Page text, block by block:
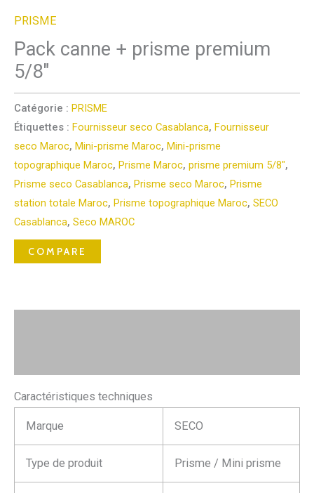
PRISME
Pack canne + prisme premium
5/8″
Catégorie : PRISME
Étiquettes : Fournisseur seco Casablanca, Fournisseur
seco Maroc, Mini-prisme Maroc, Mini-prisme
topographique Maroc, Prisme Maroc, prisme premium 5/8",
Prisme seco Casablanca, Prisme seco Maroc, Prisme
station totale Maroc, Prisme topographique Maroc, SECO
Casablanca, Seco MAROC
COMPARE
Caractéristiques techniques
Marque SECO
Type de produit Prisme / Mini prisme